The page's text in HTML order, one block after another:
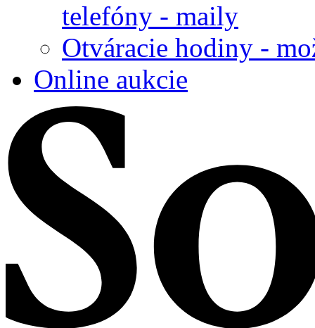
telefóny - maily
Otváracie hodiny -
Online aukcie